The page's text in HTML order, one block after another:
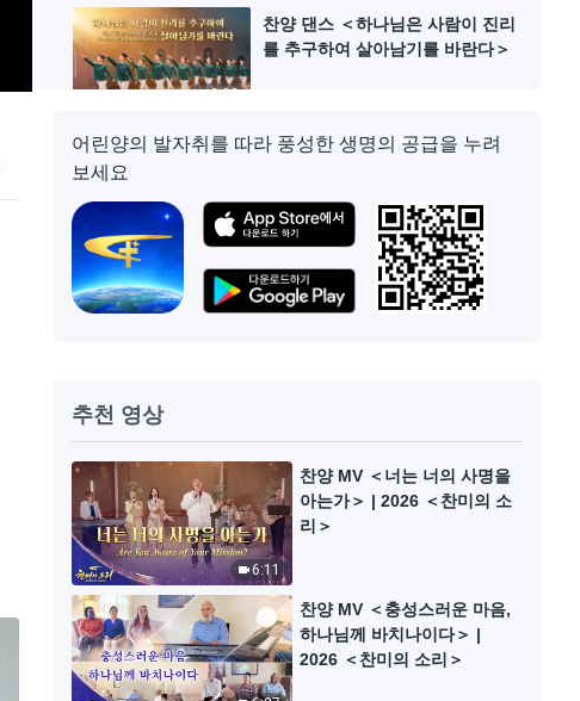
9:02
찬양 댄스 ＜하나님은 사람이 진리
를 추구하여 살아남기를 바란다＞
4:27
찬양 댄스 ＜하나님 사랑하는 마음
찬양 댄스 ＜굳센 마음으로 하나님
따르리＞
4:00
찬양 댄스 ＜만백성 마음껏 하나님
찬미하네＞
찬양 댄스 ＜하나님의 대업이 이루
어졌네＞
어린양의 발자취를 따라 풍성한 생명의 공급을 누려
보세요
추천 영상
6:11
찬양 MV ＜너는 너의 사명을
아는가＞ | 2026 ＜찬미의 소
리＞
찬양 MV ＜충성스러운 마음,
하나님께 바치나이다＞ |
2026 ＜찬미의 소리＞